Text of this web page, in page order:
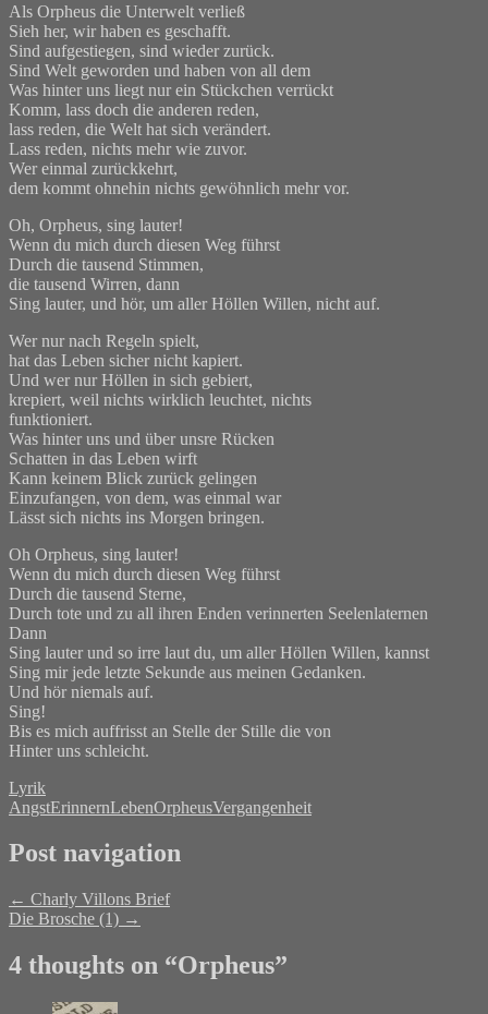
Als Orpheus die Unterwelt verließ
Sieh her, wir haben es geschafft.
Sind aufgestiegen, sind wieder zurück.
Sind Welt geworden und haben von all dem
Was hinter uns liegt nur ein Stückchen verrückt
Komm, lass doch die anderen reden,
lass reden, die Welt hat sich verändert.
Lass reden, nichts mehr wie zuvor.
Wer einmal zurückkehrt,
dem kommt ohnehin nichts gewöhnlich mehr vor.
Oh, Orpheus, sing lauter!
Wenn du mich durch diesen Weg führst
Durch die tausend Stimmen,
die tausend Wirren, dann
Sing lauter, und hör, um aller Höllen Willen, nicht auf.
Wer nur nach Regeln spielt,
hat das Leben sicher nicht kapiert.
Und wer nur Höllen in sich gebiert,
krepiert, weil nichts wirklich leuchtet, nichts
funktioniert.
Was hinter uns und über unsre Rücken
Schatten in das Leben wirft
Kann keinem Blick zurück gelingen
Einzufangen, von dem, was einmal war
Lässt sich nichts ins Morgen bringen.
Oh Orpheus, sing lauter!
Wenn du mich durch diesen Weg führst
Durch die tausend Sterne,
Durch tote und zu all ihren Enden verinnerten Seelenlaternen
Dann
Sing lauter und so irre laut du, um aller Höllen Willen, kannst
Sing mir jede letzte Sekunde aus meinen Gedanken.
Und hör niemals auf.
Sing!
Bis es mich auffrisst an Stelle der Stille die von
Hinter uns schleicht.
Lyrik
AngstErinnernLebenOrpheusVergangenheit
Post navigation
← Charly Villons Brief
Die Brosche (1) →
4 thoughts on “Orpheus”